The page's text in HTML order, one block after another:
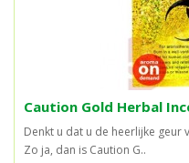
Caution Gold Herbal
Denkt u dat u de heerlijke geur
Zo ja, dan is Caution G..